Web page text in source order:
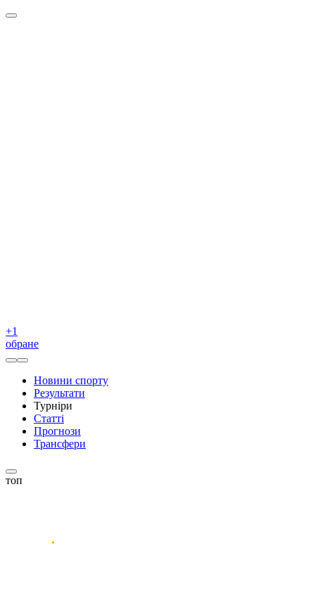
+1
обране
Новини спорту
Результати
Турніри
Статті
Прогнози
Трансфери
топ